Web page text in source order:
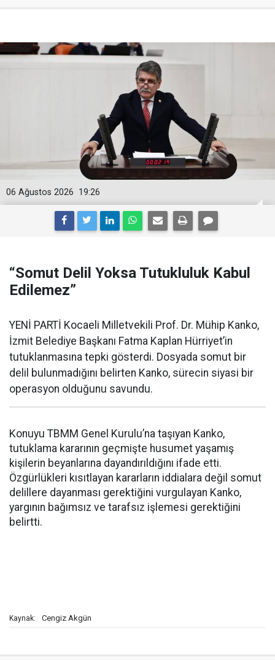
19:26
06 Ağustos 2026
“Somut Delil Yoksa Tutukluluk Kabul
Edilemez”
YENİ PARTİ Kocaeli Milletvekili Prof. Dr. Mühip Kanko,
İzmit Belediye Başkanı Fatma Kaplan Hürriyet’in
tutuklanmasına tepki gösterdi. Dosyada somut bir
delil bulunmadığını belirten Kanko, sürecin siyasi bir
operasyon olduğunu savundu.
Konuyu TBMM Genel Kurulu’na taşıyan Kanko,
tutuklama kararının geçmişte husumet yaşamış
kişilerin beyanlarına dayandırıldığını ifade etti.
Özgürlükleri kısıtlayan kararların iddialara değil somut
delillere dayanması gerektiğini vurgulayan Kanko,
yargının bağımsız ve tarafsız işlemesi gerektiğini
belirtti.
Kaynak: Cengiz Akgün